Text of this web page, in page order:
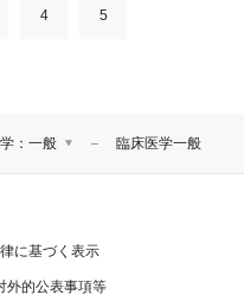
：一般
学
学：一般
医学：内科系
臨床医学一般
4 5
に基づく表示
外的公表事項等